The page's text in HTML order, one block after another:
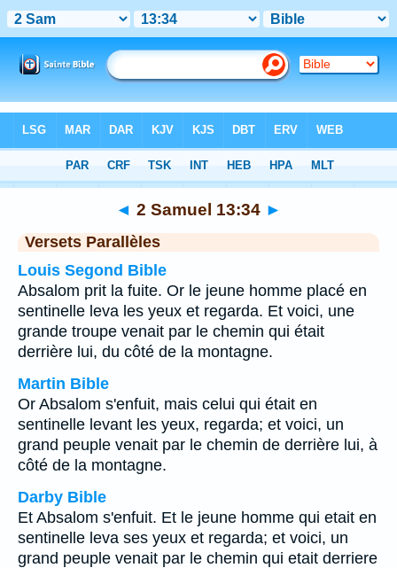
Chapitre 13 > Verset 34
◄ 2 Samuel 13:34 ►
Versets Parallèles
Louis Segond Bible
Absalom prit la fuite. Or le jeune homme placé en
sentinelle leva les yeux et regarda. Et voici, une
grande troupe venait par le chemin qui était
derrière lui, du côté de la montagne.
Martin Bible
Or Absalom s'enfuit, mais celui qui était en
sentinelle levant les yeux, regarda; et voici, un
grand peuple venait par le chemin de derrière lui, à
côté de la montagne.
Darby Bible
Et Absalom s'enfuit. Et le jeune homme qui etait en
sentinelle leva ses yeux et regarda; et voici, un
grand peuple venait par le chemin qui etait derriere